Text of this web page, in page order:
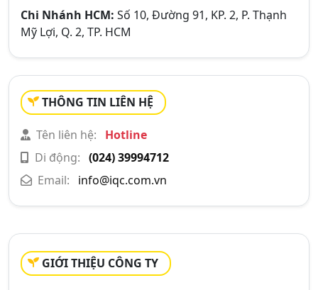
Chi Nhánh HCM: Số 10, Đường 91, KP. 2, P. Thạnh
Mỹ Lợi, Q. 2, TP. HCM
THÔNG TIN LIÊN HỆ
Tên liên hệ:
Hotline
Di động: (024) 39994712
Email:
info@iqc.com.vn
GIỚI THIỆU CÔNG TY